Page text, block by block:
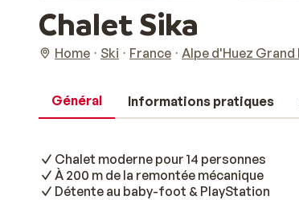
Chalet Sika
Home Ski France Alpe d'Huez Grand
Général Informations pratiques
Chalet moderne pour 14 personnes
À 200 m de la remontée mécanique
Détente au baby-foot & PlayStation